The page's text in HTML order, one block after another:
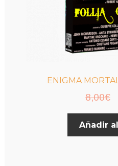
ENIGMA
8,00€
Añadir